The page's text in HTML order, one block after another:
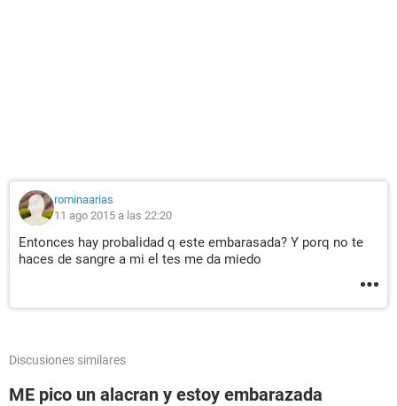
rominaarias
11 ago 2015 a las 22:20
Entonces hay probalidad q este embarasada? Y porq no te
haces de sangre a mi el tes me da miedo
Discusiones similares
ME pico un alacran y estoy embarazada